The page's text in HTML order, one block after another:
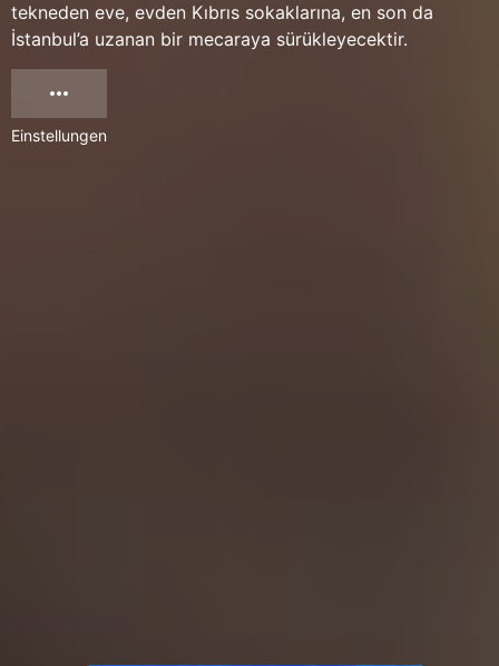
tekneden eve, evden Kıbrıs sokaklarına, en son da
İstanbul’a uzanan bir mecaraya sürükleyecektir.
Einstellungen